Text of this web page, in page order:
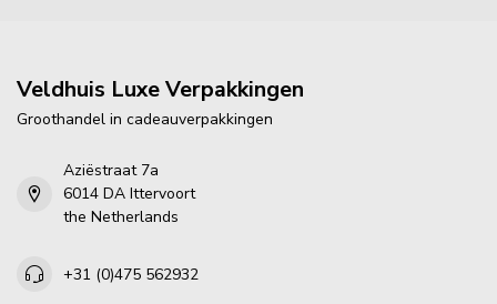
Veldhuis Luxe Verpakkingen
Groothandel in cadeauverpakkingen
Aziëstraat 7a
6014 DA Ittervoort
the Netherlands
+31 (0)475 562932